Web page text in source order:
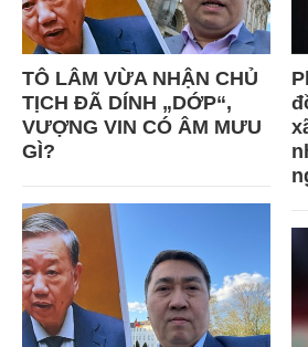
TÔ LÂM VỪA NHẬN CHỦ
TỊCH ĐÃ DÍNH „DỚP“,
VƯỢNG VIN CÓ ÂM MƯU
GÌ?